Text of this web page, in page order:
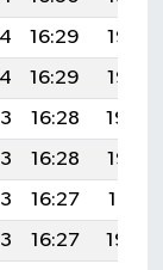
16:29
19:36
16:29
19:35
16:28
19:34
16:28
19:32
16:27
19:31
16:27
19:30